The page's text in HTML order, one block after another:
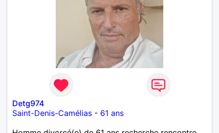
Detg974
Saint-Denis-Camélias - 61 ans